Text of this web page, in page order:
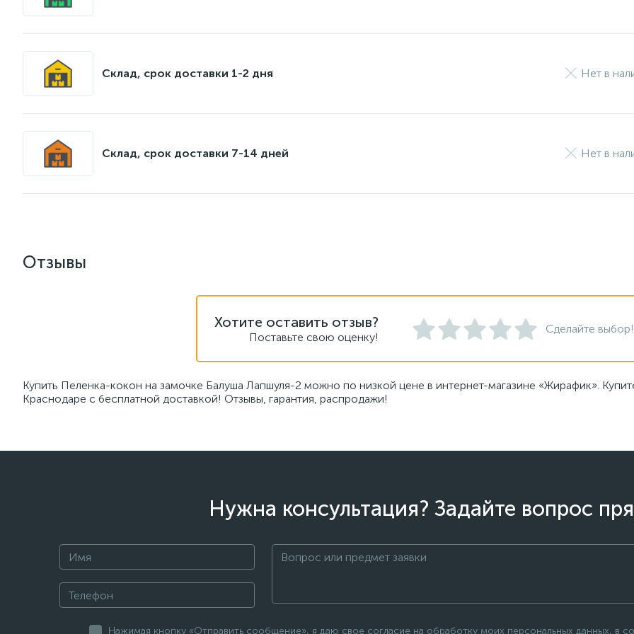
Склад, срок доставки 1-2 дня Нет в
Склад, срок доставки 7-14 дней Нет в
Отзывы
Хотите оставить отзыв?
Поставьте свою оценку!
Сделайте выбор!
Купить Пеленка-кокон на замочке Балуша Лапшуля-2 можно по низкой цене в интернет-магазине «Жирафик».
Краснодаре с бесплатной доставкой! Отзывы, гарантия, распродажи!
Нужна консультация? Задайте вопрос
Нажимая кнопку «Отправить сообщение», я даю свое согласие на обработку моих персональных данных, в